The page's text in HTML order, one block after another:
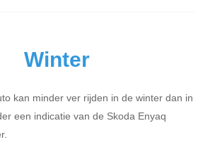
Winter
kan minder ver rijden in de winter dan in
een indicatie van de Skoda Enyaq